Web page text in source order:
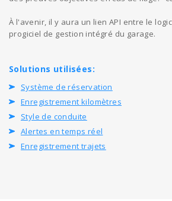
À l'avenir, il y aura un lien API entre le
progiciel de gestion intégré du garage.
Solutions utilisées:
Système de réservation
Enregistrement kilomètres
Style de conduite
Alertes en temps réel
Enregistrement trajets